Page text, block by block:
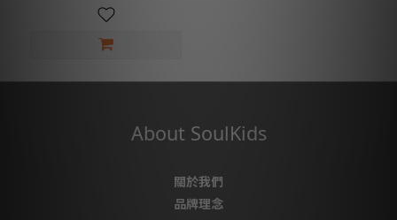
About SoulKids
關於我們
品牌理念